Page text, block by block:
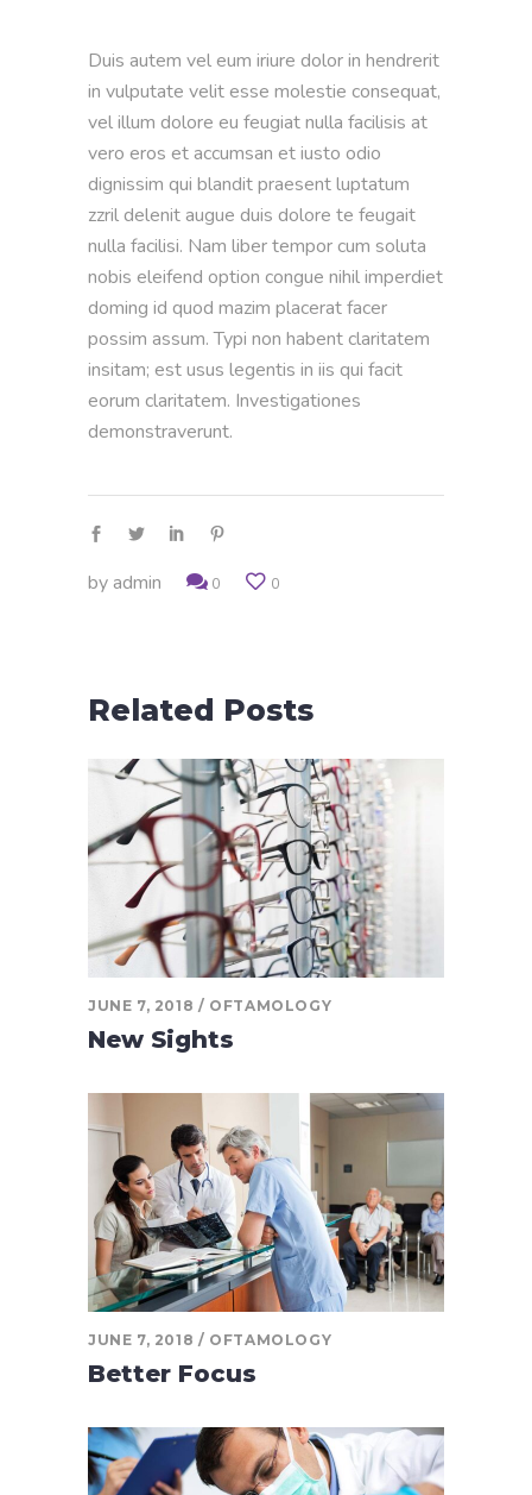
Duis autem vel eum iriure dolor in hendrerit
in vulputate velit esse molestie consequat,
vel illum dolore eu feugiat nulla facilisis at
vero eros et accumsan et iusto odio
dignissim qui blandit praesent luptatum
zzril delenit augue duis dolore te feugait
nulla facilisi. Nam liber tempor cum soluta
nobis eleifend option congue nihil imperdiet
doming id quod mazim placerat facer
possim assum. Typi non habent claritatem
insitam; est usus legentis in iis qui facit
eorum claritatem. Investigationes
demonstraverunt.
byadmin 0 0
Related Posts
JUNE 7, 2018 OFTAMOLOGY
New Sights
JUNE 7, 2018 OFTAMOLOGY
Better Focus